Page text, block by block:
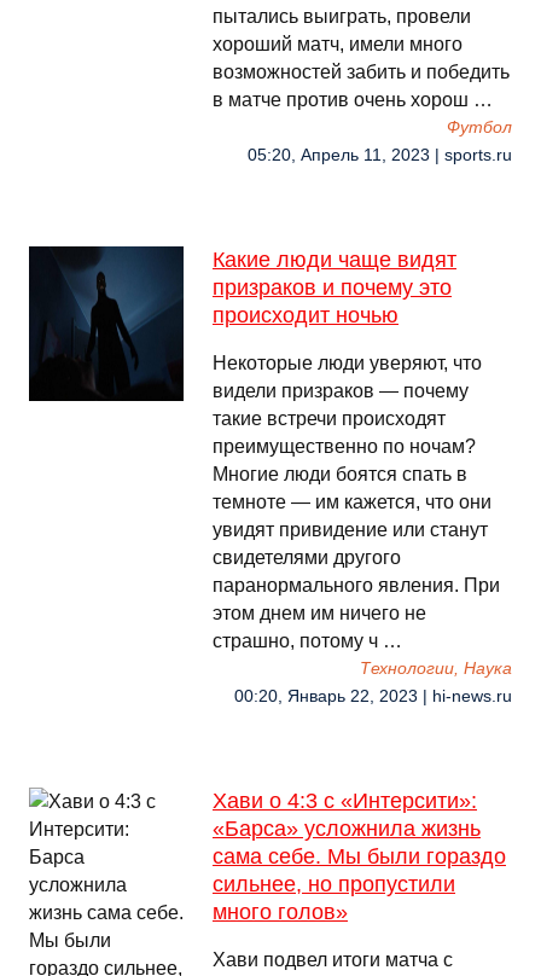
пытались выиграть, провели
хороший матч, имели много
возможностей забить и победить
в матче против очень хорош …
Футбол
05:20, Апрель 11, 2023 | sports.ru
Какие люди чаще видят
призраков и почему это
происходит ночью
Некоторые люди уверяют, что
видели призраков — почему
такие встречи происходят
преимущественно по ночам?
Многие люди боятся спать в
темноте — им кажется, что они
увидят привидение или станут
свидетелями другого
паранормального явления. При
этом днем им ничего не
страшно, потому ч …
Технологии, Наука
00:20, Январь 22, 2023 | hi-news.ru
Хави о 4:3 с «Интерсити»:
«Барса» усложнила жизнь
сама себе. Мы были гораздо
сильнее, но пропустили
много голов»
Хави подвел итоги матча с